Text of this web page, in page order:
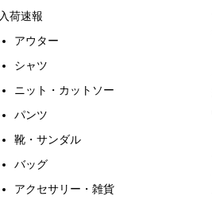
入荷速報
アウター
シャツ
ニット・カットソー
パンツ
靴・サンダル
バッグ
アクセサリー・雑貨